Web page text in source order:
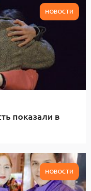
НОВОСТИ
показали в
НОВОСТИ